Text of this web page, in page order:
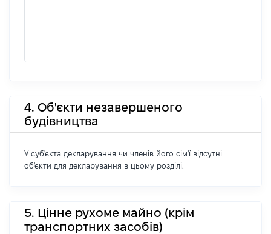
4. Об'єкти незавершеного
будівництва
У суб'єкта декларування чи членів його сім'ї відсутні
об'єкти для декларування в цьому розділі.
5. Цінне рухоме майно (крім
транспортних засобів)